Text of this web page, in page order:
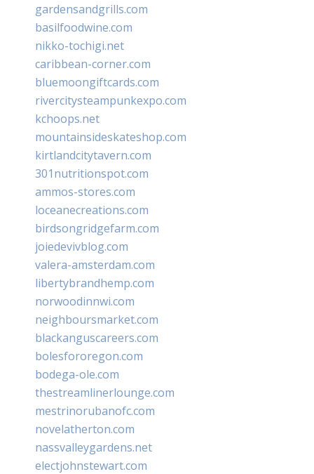
gardensandgrills.com
basilfoodwine.com
nikko-tochigi.net
caribbean-corner.com
bluemoongiftcards.com
rivercitysteampunkexpo.com
kchoops.net
mountainsideskateshop.com
kirtlandcitytavern.com
301nutritionspot.com
ammos-stores.com
loceanecreations.com
birdsongridgefarm.com
joiedevivblog.com
valera-amsterdam.com
libertybrandhemp.com
norwoodinnwi.com
neighboursmarket.com
blackanguscareers.com
bolesfororegon.com
bodega-ole.com
thestreamlinerlounge.com
mestrinorubanofc.com
novelatherton.com
nassvalleygardens.net
electjohnstewart.com